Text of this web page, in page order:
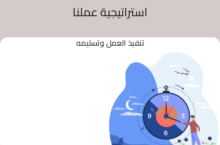
استراتيجية عملنا
تنفيذ العمل وتسليمه